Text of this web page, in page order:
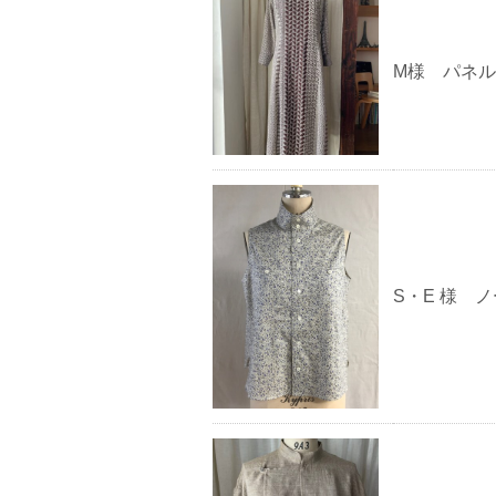
M様 パネル
S・E 様 ノ